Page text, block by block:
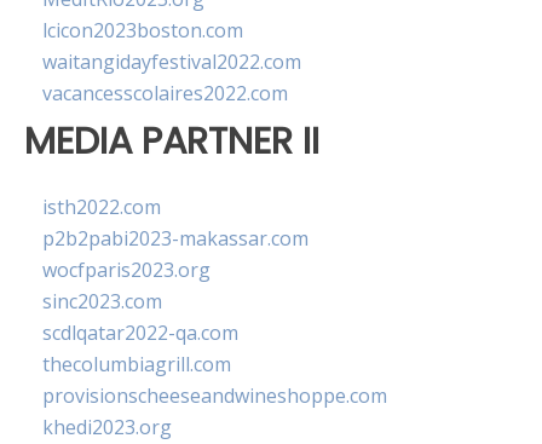
lcicon2023boston.com
waitangidayfestival2022.com
vacancesscolaires2022.com
MEDIA PARTNER II
isth2022.com
p2b2pabi2023-makassar.com
wocfparis2023.org
sinc2023.com
scdlqatar2022-qa.com
thecolumbiagrill.com
provisionscheeseandwineshoppe.com
khedi2023.org